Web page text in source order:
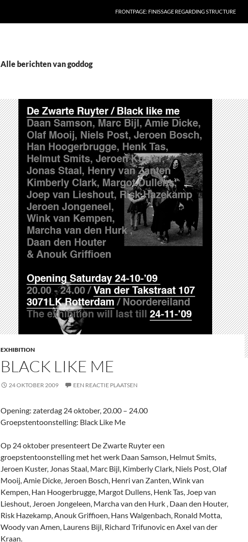
FRONTPAGE: FINISSAGE REGARDING STRUCTURE
Alle berichten van goddog
EXHIBITION
BLACK LIKE ME
24 OKTOBER 2009 EEN REACTIE PLAATSEN
Opening: zaterdag 24 oktober, 20.00 – 24.00
Groepstentoonstelling: Black Like Me
Op 24 oktober presenteert De Zwarte Ruyter een
groepstentoonstelling met het werk Daan Samson, Helmut Smits,
Jeroen Kuster, Jonas Staal, Marc Bijl, Kimberly Clark, Niels Post, Olaf
Mooij, Amie Dicke, Jeroen Bosch, Henri van Zanten, Wink van
Kempen, Han Hoogerbrugge, Margot Dullens, Henk Tas, Joep van
Lieshout, Jeroen Jongeleen, Marcha van den Hurk , Daan den Houter,
Risk Hazekamp, Anouk Griffioen, Hans Walgenbach, Ronald Motta,
Woody van Amen, Laurens Bijl, Richard Trifunovic en Axel van der
Kraan.